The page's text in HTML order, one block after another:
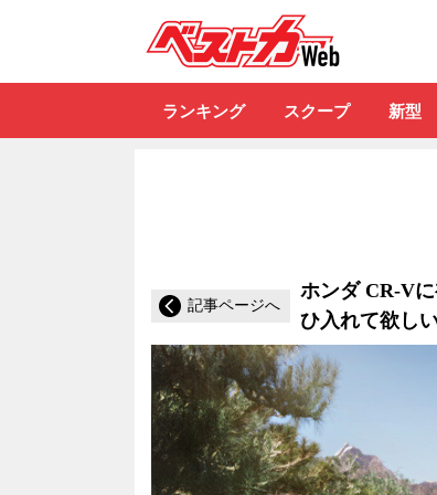
ランキング スクープ 新型
記事ページへ
ホンダ CR-V
ひ入れて欲し